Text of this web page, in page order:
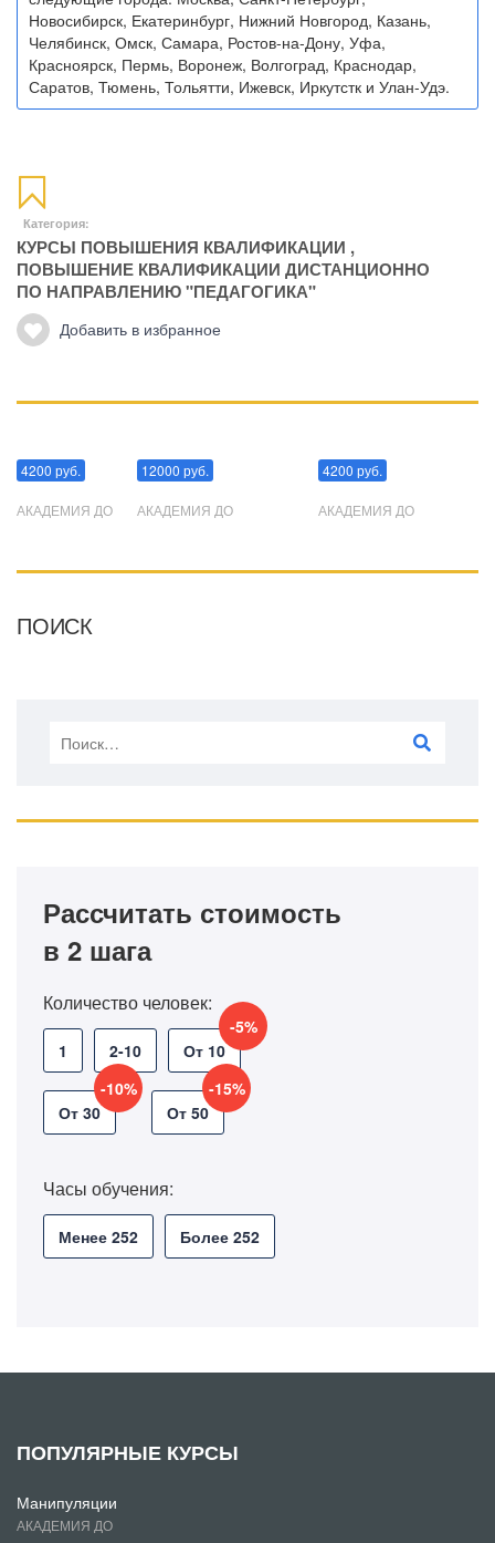
Новосибирск, Екатеринбург, Нижний Новгород, Казань,
Челябинск, Омск, Самара, Ростов-на-Дону, Уфа,
Красноярск, Пермь, Воронеж, Волгоград, Краснодар,
Саратов, Тюмень, Тольятти, Ижевск, Иркутстк и Улан-Удэ.
Категория:
КУРСЫ ПОВЫШЕНИЯ КВАЛИФИКАЦИИ ,
ПОВЫШЕНИЕ КВАЛИФИКАЦИИ ДИСТАНЦИОННО
ПО НАПРАВЛЕНИЮ "ПЕДАГОГИКА"
Добавить в избранное
4200 руб.
АКАДЕМИЯ ДО
12000 руб.
АКАДЕМИЯ ДО
4200 руб.
АКАДЕМИЯ ДО
ПОИСК
Рассчитать стоимость
в 2 шага
Количество человек:
1 2-10 От 10
-5%
От 30
-10%
От 50
-15%
Часы обучения:
Менее 252 Более 252
ПОПУЛЯРНЫЕ КУРСЫ
Манипуляции
АКАДЕМИЯ ДО